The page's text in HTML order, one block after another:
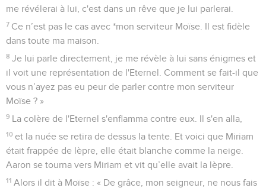
me révélerai à lui, c'est dans un rêve que je lui parlerai.
7 Ce n’est pas le cas avec *mon serviteur Moïse. Il est fidèle
dans toute ma maison.
8 Je lui parle directement, je me révèle à lui sans énigmes et
il voit une représentation de l'Eternel. Comment se fait-il que
vous n’ayez pas eu peur de parler contre mon serviteur
Moïse ? »
9 La colère de l'Eternel s'enflamma contre eux. Il s'en alla,
10 et la nuée se retira de dessus la tente. Et voici que Miriam
était frappée de lèpre, elle était blanche comme la neige.
Aaron se tourna vers Miriam et vit qu’elle avait la lèpre.
11 Alors il dit à Moïse : « De grâce, mon seigneur, ne nous fais